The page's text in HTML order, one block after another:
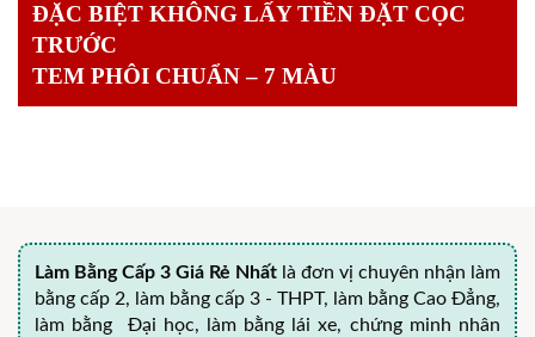
ĐẶC BIỆT KHÔNG LẤY TIỀN ĐẶT CỌC
TRƯỚC
TEM PHÔI CHUẨN – 7 MÀU
Làm Bằng Cấp 3 Giá Rẻ Nhất là đơn vị chuyên nhận làm
bằng cấp 2, làm bằng cấp 3 - THPT, làm bằng Cao Đẳng,
làm bằng Đại học, làm bằng lái xe, chứng minh nhân